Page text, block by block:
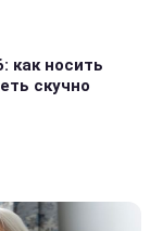
как носить
скучно